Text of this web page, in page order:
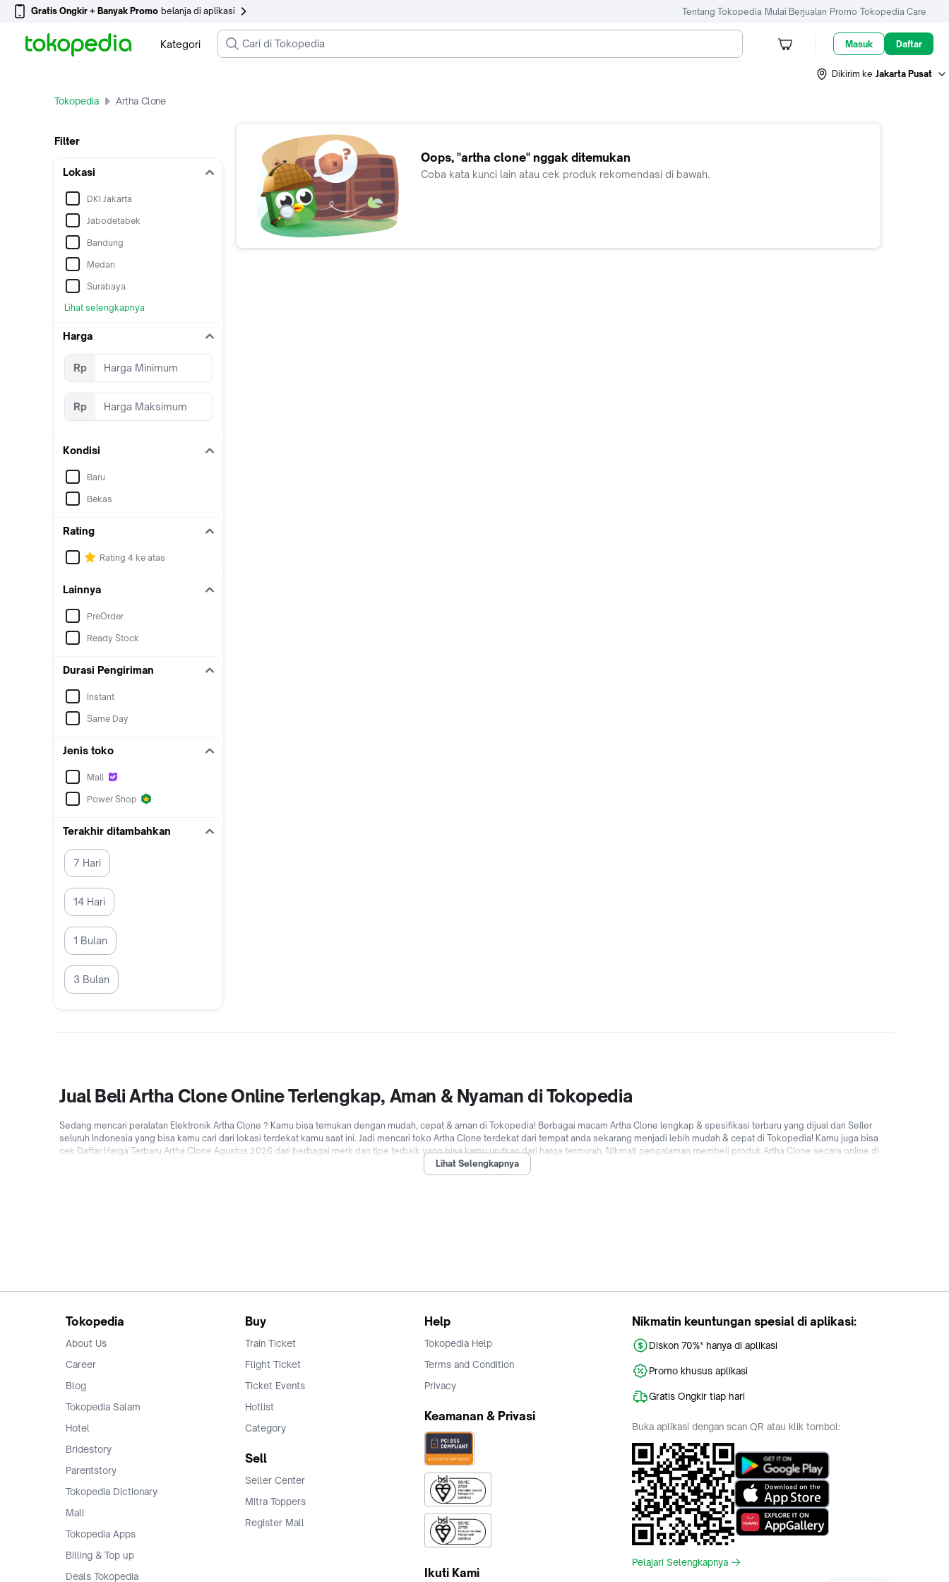
Gratis Ongkir + Banyak Promo belanja di aplikasi Tentang Tokopedia Mulai Berjualan Promo Tokopedia Care
Kategori Masuk Daftar
Dikirim ke Jakarta Pusat
Tokopedia Artha Clone
Filter
Lokasi
DKI Jakarta
Jabodetabek
Bandung
Medan
Surabaya
Lihat selengkapnya
Harga
Rp
Rp
Kondisi
Baru
Bekas
Rating
Rating 4 ke atas
Lainnya
PreOrder
Ready Stock
Durasi Pengiriman
Instant
Same Day
Jenis toko
Mall
Power Shop
Terakhir ditambahkan
7 Hari
14 Hari
1 Bulan
3 Bulan
Oops, "artha clone" nggak ditemukan
Coba kata kunci lain atau cek produk rekomendasi di bawah.
Jual Beli Artha Clone Online Terlengkap, Aman & Nyaman di Tokopedia
Sedang mencari peralatan Elektronik Artha Clone ? Kamu bisa temukan dengan mudah, cepat & aman di Tokopedia! Berbagai macam Artha Clone lengkap & spesifikasi terbaru yang dijual dari Seller
seluruh Indonesia yang bisa kamu cari dari lokasi terdekat kamu saat ini. Jadi mencari toko Artha Clone terdekat dari tempat anda sekarang menjadi lebih mudah & cepat di Tokopedia! Kamu juga bisa
cek Daftar Harga Terbaru Artha Clone Agustus 2026 dari berbagai merk dan tipe terbaik yang bisa kamu urutkan dari harga termurah. Nikmati pengalaman membeli produk Artha Clone secara online di
Tokopedia yang lebih menyenangkan dan hemat dengan pilihan pengiriman Bebas Ongkir, Bayar Ditempat (COD), cicilan 0% dari berbagai bank di Indonesia hingga promo Artha Clone untuk pengguna
baru! Jadi tunggu apalagi? Jual & beli Artha Clone online dengan mudah dan cepat kapanpun dimanapun di Tokopedia sekarang!
Lihat Selengkapnya
Tokopedia
About Us
Career
Blog
Tokopedia Salam
Hotel
Bridestory
Parentstory
Tokopedia Dictionary
Mall
Tokopedia Apps
Billing & Top up
Deals Tokopedia
Buy
Train Ticket
Flight Ticket
Ticket Events
Hotlist
Category
Sell
Seller Center
Mitra Toppers
Register Mall
Help
Tokopedia Help
Terms and Condition
Privacy
Keamanan & Privasi
Ikuti Kami
Nikmatin keuntungan spesial di aplikasi:
Diskon 70%* hanya di aplikasi
Promo khusus aplikasi
Gratis Ongkir tiap hari
Buka aplikasi dengan scan QR atau klik tombol:
Pelajari Selengkapnya